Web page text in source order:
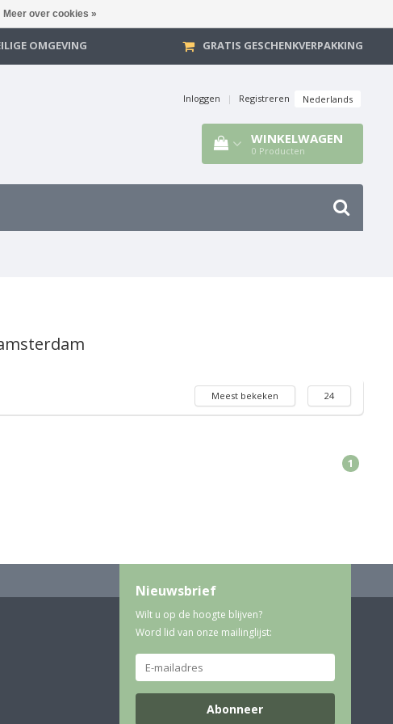
OMGEVING GRATIS GESCHENKVERPAKKING
Inloggen | Registreren Nederlands
WINKELWAGEN
0 Producten
Meest bekeken 24
1
Nieuwsbrief
Wilt u op de hoogte blijven?
Word lid van onze mailinglijst:
Abonneer
Meer over cookies »